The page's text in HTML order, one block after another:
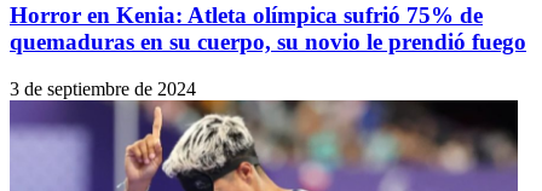
Horror en Kenia: Atleta olímpica sufrió 75% de
quemaduras en su cuerpo, su novio le prendió fuego
3 de septiembre de 2024